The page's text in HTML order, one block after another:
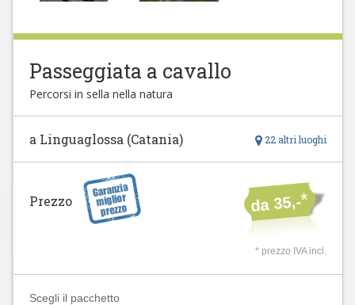
Passeggiata a cavallo
Percorsi in sella nella natura
22 altri luoghi
a Linguaglossa (Catania)
da 35,-*
Prezzo
* prezzo IVA incl.
Scegli il pacchetto